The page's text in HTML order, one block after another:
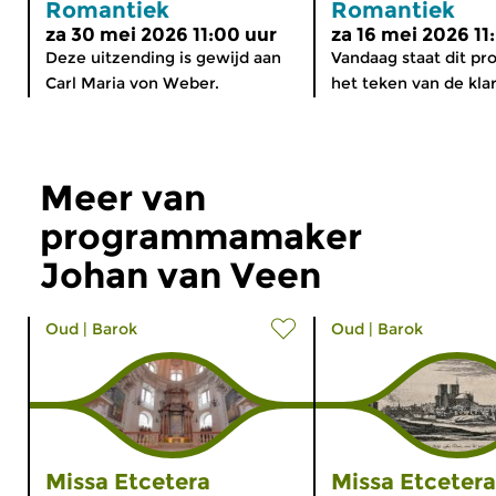
Romantiek
za 30 mei 2026 11:00 uur
Deze uitzending is gewijd aan
Carl Maria von Weber.
Romantiek
za 16 mei 2026
Vandaag staat dit
het teken van de
Meer van
programmamaker
Johan van Veen
Oud | Barok
Missa Etcetera
Oud | Barok
Missa Etcetera